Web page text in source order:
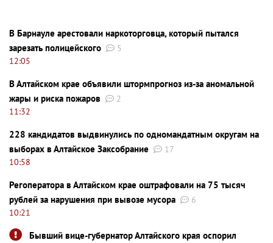
В Барнауле арестовали наркоторговца, который пытался
зарезать полицейского
5
12:05
В Алтайском крае объявили штормпрогноз из-за аномальной
жары и риска пожаров
2
11:32
228 кандидатов выдвинулись по одномандатным округам на
выборах в Алтайское Заксобрание
17
10:58
Регоператора в Алтайском крае оштрафовали на 75 тысяч
рублей за нарушения при вывозе мусора
6
10:21
Бывший вице-губернатор Алтайского края оспорил